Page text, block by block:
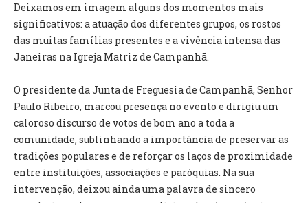
ORÇAMENTO COLABORATIVO
FUNDO DE APOIO AO ASSOCIATIVISMO
SUBVENÇÕES PÚBLICAS
GERAIS
SECRETARIA
CANÍDEOS
CEMITÉRIO
RECENSEAMENTO ELEITORAL
Deixamos em imagem alguns dos momentos mais
significativos: a atuação dos diferentes grupos, os rostos
das muitas famílias presentes e a vivência intensa das
Janeiras na Igreja Matriz de Campanhã.
O presidente da Junta de Freguesia de Campanhã, Senhor
Paulo Ribeiro, marcou presença no evento e dirigiu um
caloroso discurso de votos de bom ano a toda a
comunidade, sublinhando a importância de preservar as
tradições populares e de reforçar os laços de proximidade
entre instituições, associações e paróquias. Na sua
intervenção, deixou ainda uma palavra de sincero